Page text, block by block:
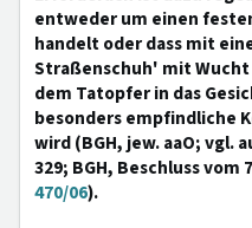
entweder um einen
handelt oder dass mit
Straßenschuh' mit
dem Tatopfer in das
besonders empfindliche
wird (BGH, jew. aaO; vgl.
329; BGH, Beschluss vom
470/06).